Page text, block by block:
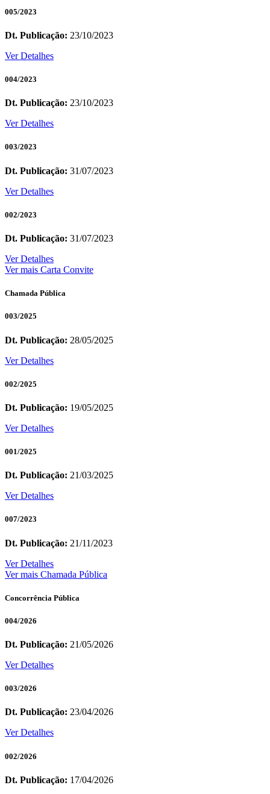
005/2023
Dt. Publicação: 23/10/2023
Ver Detalhes
004/2023
Dt. Publicação: 23/10/2023
Ver Detalhes
003/2023
Dt. Publicação: 31/07/2023
Ver Detalhes
002/2023
Dt. Publicação: 31/07/2023
Ver Detalhes
Ver mais Carta Convite
Chamada Pública
003/2025
Dt. Publicação: 28/05/2025
Ver Detalhes
002/2025
Dt. Publicação: 19/05/2025
Ver Detalhes
001/2025
Dt. Publicação: 21/03/2025
Ver Detalhes
007/2023
Dt. Publicação: 21/11/2023
Ver Detalhes
Ver mais Chamada Pública
Concorrência Pública
004/2026
Dt. Publicação: 21/05/2026
Ver Detalhes
003/2026
Dt. Publicação: 23/04/2026
Ver Detalhes
002/2026
Dt. Publicação: 17/04/2026